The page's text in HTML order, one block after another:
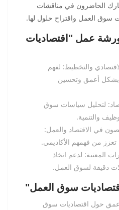
الحاضرون في مناقشات
سوق العمل واقتراح حلول لها.
عمل "اقتصاديات
والتخطيط: لفهم
بشكل أعمق وتحسين
لتحليل سياسات سوق
والتنمية.
في الاقتصاد والعمل:
من فهمهم الأكاديمي.
المعنية: لدعم اتخاذ
دقيقة لسوق العمل.
سوق العمل"
حول اقتصاديات سوق